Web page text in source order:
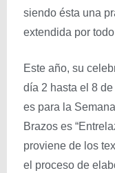
siendo ésta una
extendida por
Este año, su
día 2 hasta el 8
es para la
Brazos es
proviene de los
el proceso de